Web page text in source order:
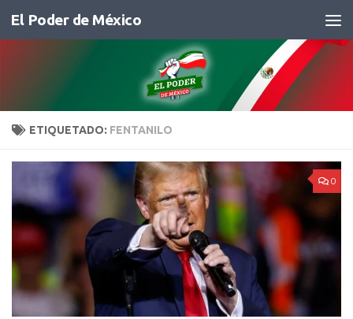
Saltar al contenido
El Poder de México
ETIQUETADO: FENTANILO
0